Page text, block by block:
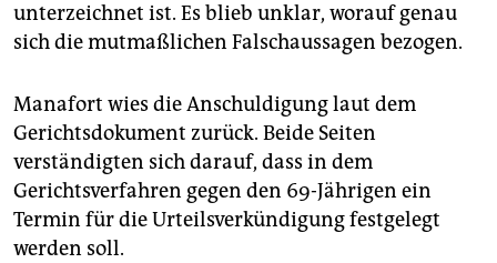
unterzeichnet ist. Es blieb unklar, worauf genau
sich die mutmaßlichen Falschaussagen bezogen.
Manafort wies die Anschuldigung laut dem
Gerichtsdokument zurück. Beide Seiten
verständigten sich darauf, dass in dem
Gerichtsverfahren gegen den 69-Jährigen ein
Termin für die Urteilsverkündigung festgelegt
werden soll.